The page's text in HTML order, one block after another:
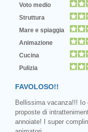
Voto medio
Struttura
Mare e spiaggia
Animazione
Cucina
Pulizia
FAVOLOSO!!
Bellissima vacanza!!! Io
proposte di
annoiate! I super